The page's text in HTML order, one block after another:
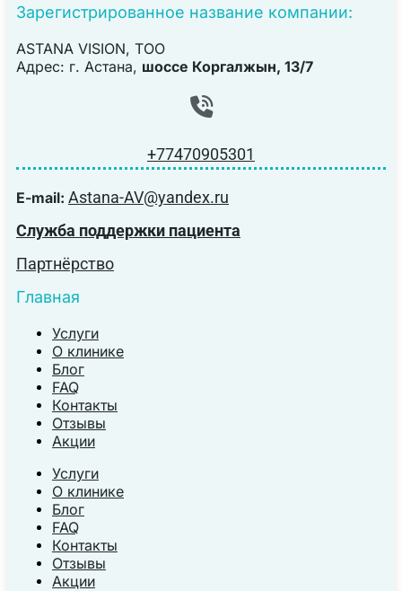
Зарегистрированное название компании:
ASTANA VISION, TOO
Адрес: г. Астана, шоссе Коргалжын, 13/7
+77470905301
E-mail: Astana-AV@yandex.ru
Служба поддержки пациента
Партнёрство
Главная
Услуги
О клинике
Блог
FAQ
Контакты
Отзывы
Акции
Услуги
О клинике
Блог
FAQ
Контакты
Отзывы
Акции